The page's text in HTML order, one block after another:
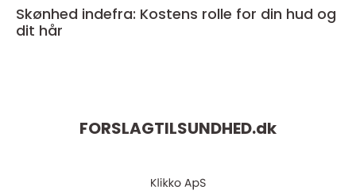
Skønhed indefra: Kostens rolle for din hud og
dit hår
FORSLAGTILSUNDHED.dk